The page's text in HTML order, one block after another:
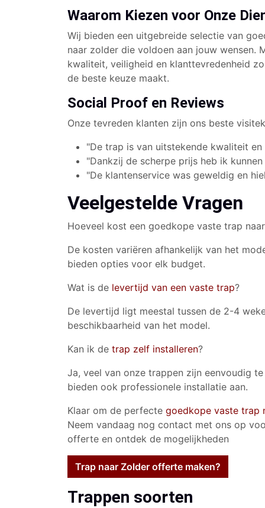
Waarom Kiezen voor Onze
Wij bieden een uitgebreide selectie van
naar zolder die voldoen aan jouw wensen.
kwaliteit, veiligheid en klanttevredenheid
de beste keuze maakt.
Social Proof en Reviews
Onze tevreden klanten zijn ons beste
"De trap is van uitstekende kwaliteit
"Dankzij de scherpe prijs heb ik
"De klantenservice was geweldig en
Veelgestelde Vragen
Hoeveel kost een goedkope vaste trap
De kosten variëren afhankelijk van het
bieden opties voor elk budget.
Wat is de levertijd van een vaste trap?
De levertijd ligt meestal tussen de 2-4
beschikbaarheid van het model.
Kan ik de trap zelf installeren?
Ja, veel van onze trappen zijn eenvoudig
bieden ook professionele installatie aan.
Klaar om de perfecte goedkope vaste trap
Neem vandaag nog contact met ons op
offerte en ontdek de mogelijkheden
Trap naar Zolder offerte maken?
Trappen soorten